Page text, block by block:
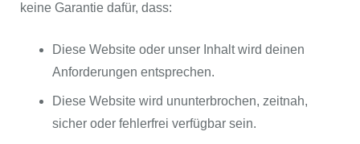
keine Garantie dafür, dass:
Diese Website oder unser Inhalt wird deinen
Anforderungen entsprechen.
Diese Website wird ununterbrochen, zeitnah,
sicher oder fehlerfrei verfügbar sein.